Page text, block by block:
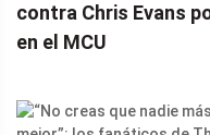
contra Chris Evans
en el MCU